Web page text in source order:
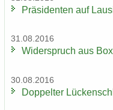
Prä­si­den­ten auf
31.08.2016
Wi­der­spruch aus
30.08.2016
Dop­pel­ter